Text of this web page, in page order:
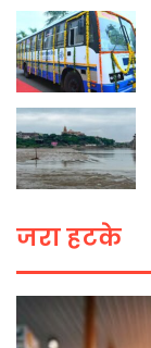
जरा हटके